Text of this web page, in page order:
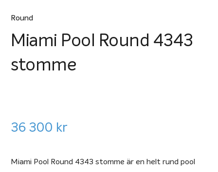
Round
Miami Pool Round 4343
stomme
36 300 kr
Miami Pool Round 4343 stomme är en helt rund pool